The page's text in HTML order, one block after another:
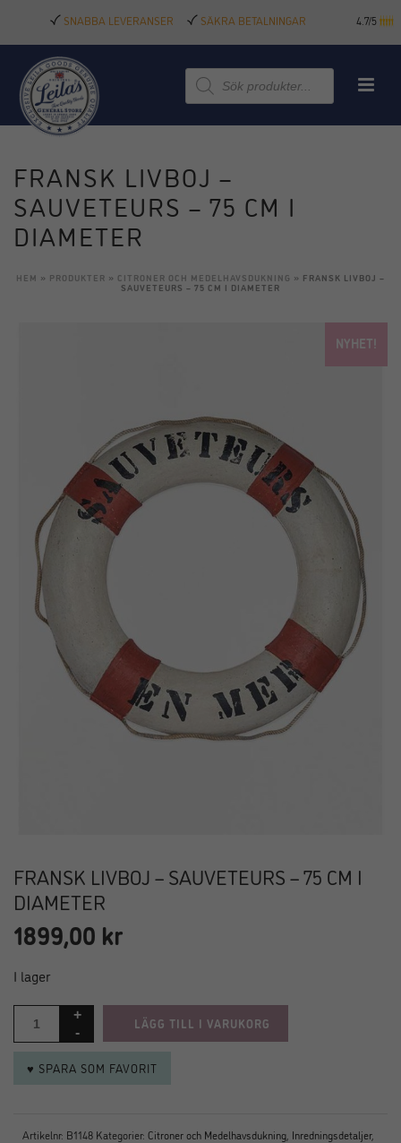
SNABBA LEVERANSER SÄKRA BETALNINGAR 4.7/5
Produktsökning
FRANSK LIVBOJ –
SAUVETEURS – 75 CM I
DIAMETER
HEM » PRODUKTER » CITRONER OCH MEDELHAVSDUKNING » FRANSK LIVBOJ –
SAUVETEURS – 75 CM I DIAMETER
NYHET!
FRANSK LIVBOJ – SAUVETEURS – 75 CM I
DIAMETER
1899,00 kr
I lager
LÄGG TILL I VARUKORG
♥ SPARA SOM FAVORIT
Artikelnr: B1148 Kategorier: Citroner och Medelhavsdukning Inredningsdetaljer,